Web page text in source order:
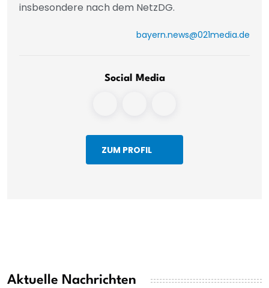
insbesondere nach dem NetzDG.
bayern.news@021media.de
Social Media
ZUM PROFIL
Aktuelle Nachrichten